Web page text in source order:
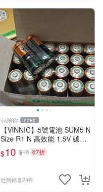
包給你 5280
【VINNIC】5號電池 SUM5 N
Size R1 N 高效能 1.5V 碳鋅
電池 鋅錳
$10 $15 67折
近期銷量24件